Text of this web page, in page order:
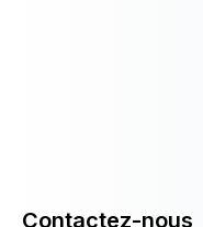
Contactez-nous